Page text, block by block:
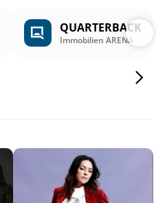
QUARTERBACK
Immobilien ARENA